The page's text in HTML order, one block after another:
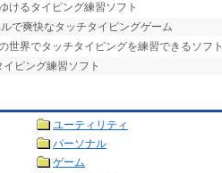
けるタイピング練習ソフト
で爽快なタッチタイピングゲーム
世界でタッチタイピングを練習できるソフト
ピング練習ソフト
ユーティリティ
パーソナル
ゲーム